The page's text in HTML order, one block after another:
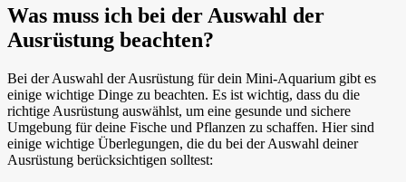
Was muss ich bei der Auswahl der
Ausrüstung beachten?
Bei der Auswahl der Ausrüstung für dein Mini-Aquarium gibt es
einige wichtige Dinge zu beachten. Es ist wichtig, dass du die
richtige Ausrüstung auswählst, um eine gesunde und sichere
Umgebung für deine Fische und Pflanzen zu schaffen. Hier sind
einige wichtige Überlegungen, die du bei der Auswahl deiner
Ausrüstung berücksichtigen solltest: